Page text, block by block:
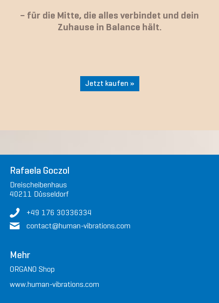
– für die Mitte, die alles verbindet und dein
Zuhause in Balance hält.
Jetzt kaufen »
Rafaela Goczol
Dreischeibenhaus
40211 Düsseldorf
+49 176 30336334
contact@human-vibrations.com
Mehr
ORGANO Shop
www.human-vibrations.com